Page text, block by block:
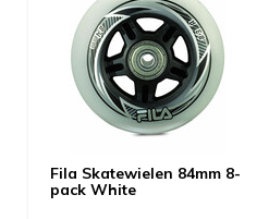
Fila Skatewielen 84mm 8-
pack White